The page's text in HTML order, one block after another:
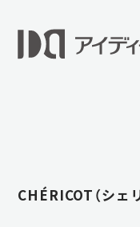
CHÉRICOT（シェ